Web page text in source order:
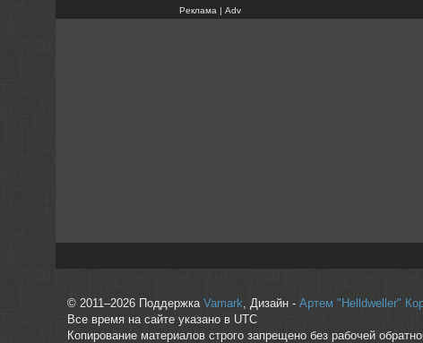
Реклама | Adv
© 2011–2026 Поддержка Vamark, Дизайн - Артем "Helldweller"
Все время на сайте указано в UTC
Копирование материалов строго запрещено без рабочей